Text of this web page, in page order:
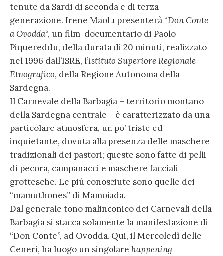
tenute da Sardi di seconda e di terza
generazione. Irene Maolu presenterà “Don Conte
a Ovodda“, un film-documentario di Paolo
Piquereddu, della durata di 20 minuti, realizzato
nel 1996 dall’ISRE, l’Istituto Superiore Regionale
Etnografico, della Regione Autonoma della
Sardegna.
Il Carnevale della Barbagia – territorio montano
della Sardegna centrale – è caratterizzato da una
particolare atmosfera, un po’ triste ed
inquietante, dovuta alla presenza delle maschere
tradizionali dei pastori; queste sono fatte di pelli
di pecora, campanacci e maschere facciali
grottesche. Le più conosciute sono quelle dei
“mamuthones” di Mamoiada.
Dal generale tono malinconico dei Carnevali della
Barbagia si stacca solamente la manifestazione di
“Don Conte”, ad Ovodda. Qui, il Mercoledì delle
Ceneri, ha luogo un singolare happening